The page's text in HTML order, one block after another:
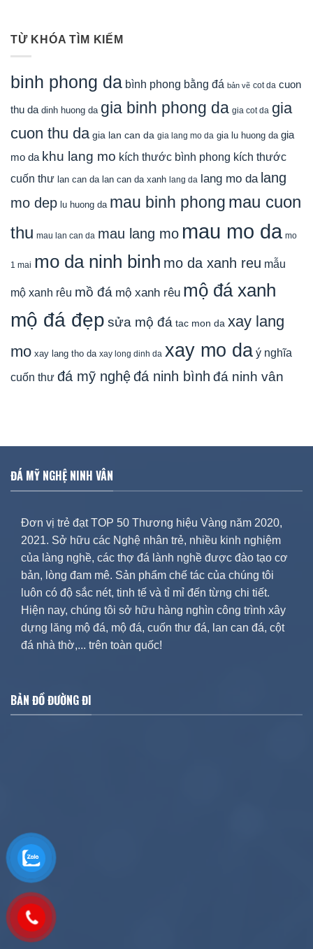
TỪ KHÓA TÌM KIẾM
binh phong da bình phong bằng đá bản vẽ cot da cuon
thu da dinh huong da gia binh phong da gia cot da gia
cuon thu da gia lan can da gia lang mo da gia lu huong da gia
mo da khu lang mo kích thước bình phong kích thước
cuốn thư lan can da lan can da xanh lang da lang mo da lang
mo dep lu huong da mau binh phong mau cuon
thu mau lan can da mau lang mo mau mo da mo
1 mai mo da ninh binh mo da xanh reu mẫu
mộ xanh rêu mồ đá mộ xanh rêu mộ đá xanh
mộ đá đẹp sửa mộ đá tac mon da xay lang
mo xay lang tho da xay long dinh da xay mo da ý nghĩa
cuốn thư đá mỹ nghệđá ninh bình đá ninh vân
ĐÁ MỸ NGHỆ NINH VÂN
Đơn vị trẻ đạt TOP 50 Thương hiệu Vàng năm 2020,
2021. Sở hữu các Nghệ nhân trẻ, nhiều kinh nghiệm
của làng nghề, các thợ đá lành nghề được đào tạo cơ
bản, lòng đam mê. Sản phẩm chế tác của chúng tôi
luôn có độ sắc nét, tinh tế và tỉ mỉ đến từng chi tiết.
Hiện nay, chúng tôi sở hữu hàng nghìn công trình xây
dựng lăng mộ đá, mộ đá, cuốn thư đá, lan can đá, cột
đá nhà thờ,... trên toàn quốc!
BẢN ĐỒ ĐƯỜNG ĐI